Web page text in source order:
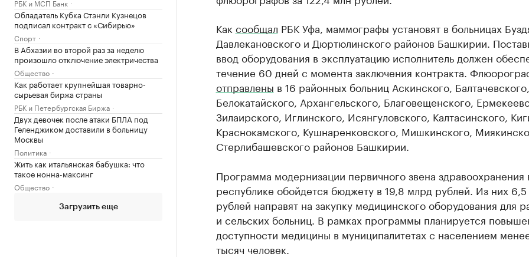
РБК и МСП Банк
Обладатель Кубка Стэнли Кузнецов
подписал контракт с «Сибирью»
Спорт
В Абхазии во второй раз за неделю
произошло отключение электричества
Общество
Как работает крупнейшая товарно-
сырьевая биржа страны
РБК и Петербургская Биржа
Двух девочек после атаки БПЛА под
Геленджиком доставили в больницу
Москвы
Политика
Жить как итальянская бабушка: что
такое нонна-максинг
Общество
Загрузить еще
Как сообщал РБК Уфа, маммографы установят в больницах
Давлекановского и Дюртюлинского районов Башкирии.
ввод оборудования в эксплуатацию исполнитель должен
течение 60 дней с момента заключения контракта.
отправлены в 16 районных больниц Аскинского, Балтачевского,
Белокатайского, Архангельского, Благовещенского,
Зилаирского, Иглинского, Исянгуловского, Калтасинского,
Краснокамского, Кушнаренковского, Мишкинского,
Стерлибашевского районов Башкирии.
Программа модернизации первичного звена здравоохранения
республике обойдется бюджету в 19,8 млрд рублей. Из них
рублей направят на закупку медицинского оборудования для
и сельских больниц. В рамках программы планируется
доступности медицины в муниципалитетах с населением
тысяч человек.